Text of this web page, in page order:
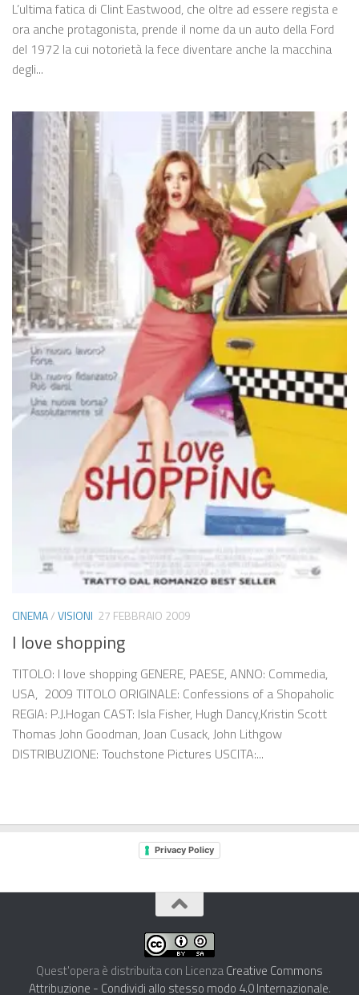
L’ultima fatica di Clint Eastwood, che oltre ad essere regista e
ora anche protagonista, prende il nome da un auto della Ford
del 1972 la cui notorietà la fece diventare anche la macchina
degli...
CINEMA/VISIONI 27 FEBBRAIO 2009
I love shopping
TITOLO: I love shopping GENERE, PAESE, ANNO: Commedia,
USA, 2009 TITOLO ORIGINALE: Confessions of a Shopaholic
REGIA: P.J.Hogan CAST: Isla Fisher, Hugh Dancy,Kristin Scott
Thomas John Goodman, Joan Cusack, John Lithgow
DISTRIBUZIONE: Touchstone Pictures USCITA:...
Privacy Policy
Quest'opera è distribuita con LicenzaCreative Commons
Attribuzione - Condividi allo stesso modo 4.0 Internazionale.